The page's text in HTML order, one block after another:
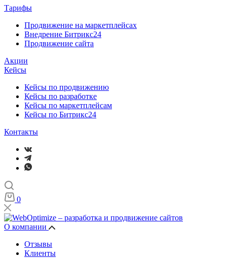
Тарифы
Продвижение на маркетплейсах
Внедрение Битрикс24
Продвижение сайта
Акции
Кейсы
Кейсы по продвижению
Кейсы по разработке
Кейсы по маркетплейсам
Кейсы по Битрикс24
Контакты
0
О компании
Отзывы
Клиенты